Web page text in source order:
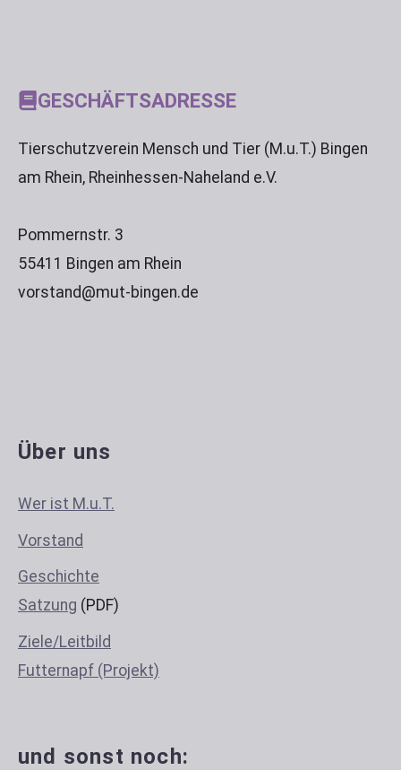
GESCHÄFTSADRESSE
Tierschutzverein Mensch und Tier (M.u.T.) Bingen
am Rhein, Rheinhessen-Naheland e.V.
Pommernstr. 3
55411 Bingen am Rhein
vorstand@mut-bingen.de
Über uns
Wer ist M.u.T.
Vorstand
Geschichte
Satzung (PDF)
Ziele/Leitbild
Futternapf (Projekt)
und sonst noch: